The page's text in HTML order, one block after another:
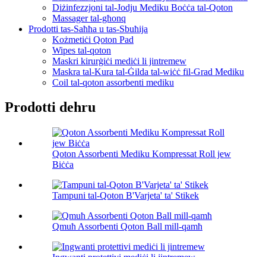
Diżinfezzjoni tal-Jodju Mediku Boċċa tal-Qoton
Massager tal-għonq
Prodotti tas-Saħħa u tas-Sbuħija
Kożmetiċi Qoton Pad
Wipes tal-qoton
Maskri kirurġiċi mediċi li jintremew
Maskra tal-Kura tal-Ġilda tal-wiċċ fil-Grad Mediku
Coil tal-qoton assorbenti mediku
Prodotti dehru
Qoton Assorbenti Mediku Kompressat Roll jew
Biċċa
Tampuni tal-Qoton B'Varjeta' ta' Stikek
Qmuħ Assorbenti Qoton Ball mill-qamħ